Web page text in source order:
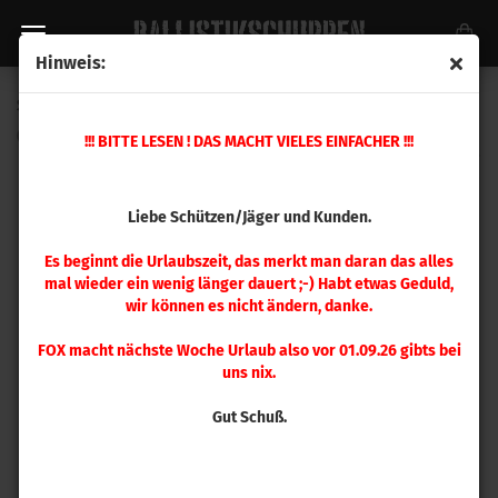
Hinweis:
!!! BITTE LESEN ! DAS MACHT VIELES EINFACHER !!!
Liebe Schützen/Jäger und Kunden.
Es beginnt die Urlaubszeit, das merkt man daran das alles
mal wieder ein wenig länger dauert ;-) Habt etwas Geduld,
wir können es nicht ändern, danke.
FOX macht nächste Woche Urlaub also vor 01.09.26 gibts bei
uns nix.
Gut Schuß.
Sierra .224 MatchKing 52gr 100 Stück
1410)